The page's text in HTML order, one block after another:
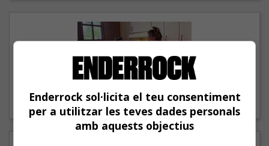
"Lo bueno y lo malo"
Carmen y María
Enderrock sol·licita el teu consentiment
per a utilitzar les teves dades personals
amb aquests objectius